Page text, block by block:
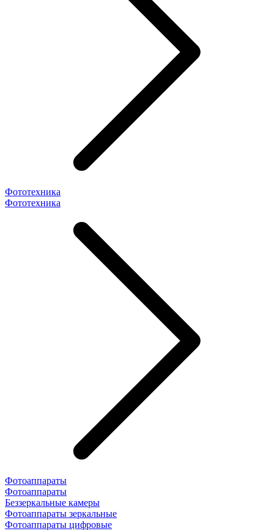
Фототехника
Фототехника
Фотоаппараты
Фотоаппараты
Беззеркальные камеры
Фотоаппараты зеркальные
Фотоаппараты цифровые